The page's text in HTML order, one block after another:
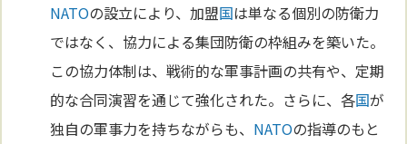
NATOの設立により、加盟国は単なる個別の防衛力
ではなく、協力による集団防衛の枠組みを築いた。
この協力体制は、戦術的な軍事計画の共有や、定期
的な合同演習を通じて強化された。さらに、各国が
独自の軍事力を持ちながらも、 NATOの指導のもと